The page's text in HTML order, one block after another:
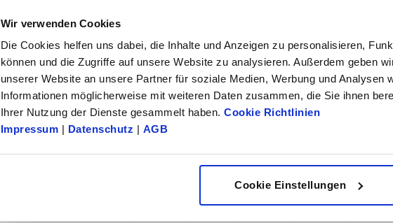
Wir verwenden Cookies
Die Cookies helfen uns dabei, die Inhalte und Anzeigen zu personalisieren,
können und die Zugriffe auf unsere Website zu analysieren. Außerdem geben
unserer Website an unsere Partner für soziale Medien, Werbung und Analysen
Informationen möglicherweise mit weiteren Daten zusammen, die Sie ihnen
Ihrer Nutzung der Dienste gesammelt haben. Cookie Richtlinien
Impressum | Datenschutz | AGB
Cookie Einstellungen
Edelstahl M10 67,7 6
Stahl M8 53,8 23,9 41 6
Stahl M8 53,8 23,9 41 6
Stahl M8
Stahl M8 53,8 23,9 41 6
23,9 41